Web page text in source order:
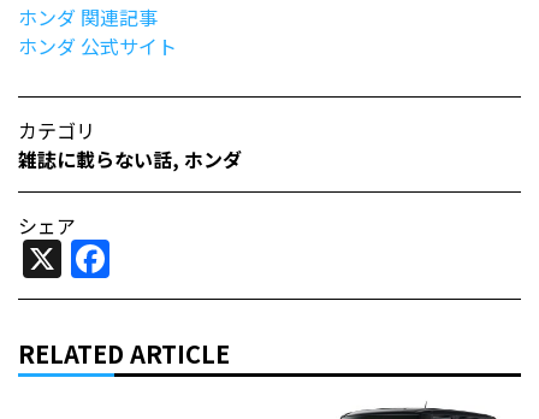
ホンダ 関連記事
ホンダ 公式サイト
カテゴリ
雑誌に載らない話, ホンダ
シェア
X
RELATED ARTICLE